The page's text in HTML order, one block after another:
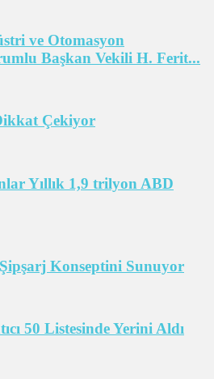
ve Otomasyon
Başkan Vekili H. Ferit...
Çekiyor
Yıllık 1,9 trilyon ABD
Konseptini Sunuyor
50 Listesinde Yerini Aldı